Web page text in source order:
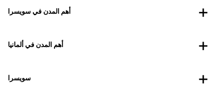
أهم المدن في سويسرا
أهم المدن في ألمانيا
سويسرا